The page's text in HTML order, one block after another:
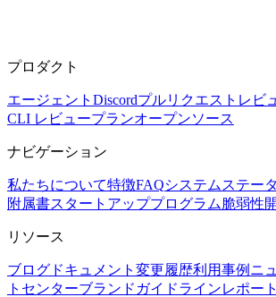
プロダクト
エージェント Discordプルリクエストレビ
CLI レビュープランオープンソース
ナビゲーション
私たちについて特徴FAQシステムステー
附属書スタートアッププログラム脆弱性
リソース
ブログ ドキュメント 変更履歴利用事例 ニ
トセンターブランドガイドラインレポー